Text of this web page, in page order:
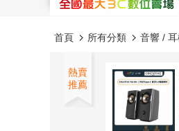
首頁 所有分類 音響 /
熱賣
推薦